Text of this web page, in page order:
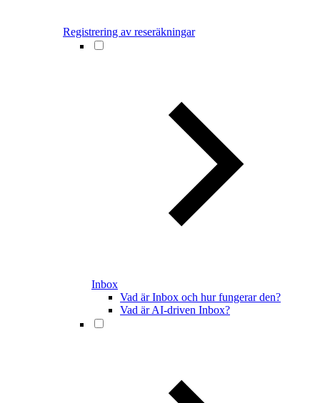
Registrering av reseräkningar
Inbox
Vad är Inbox och hur fungerar den?
Vad är AI-driven Inbox?